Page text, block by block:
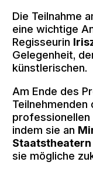
Die Teilnahme
eine wichtige
Regisseurin
Gelegenheit,
künstlerischen.
Am Ende des
Teilnehmenden
professionellen
indem sie an
sie mögliche